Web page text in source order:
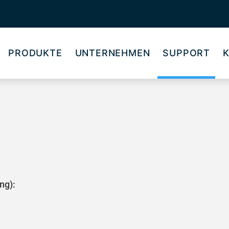
PRODUKTE UNTERNEHMEN SUPPORT